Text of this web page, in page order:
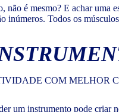
não é mesmo? E achar uma
inúmeros. Todos os
um instrumento pode criar